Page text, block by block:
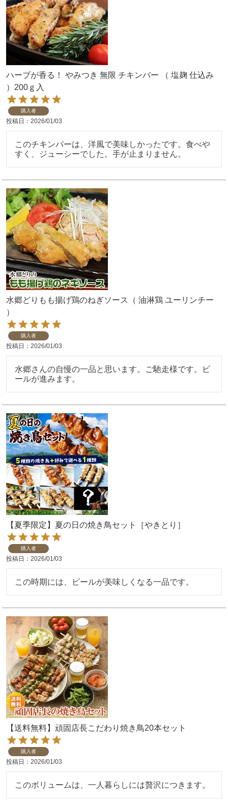
ハーブが香る！ やみつき 無限 チキンバー （ 塩麹 仕込み
）200ｇ入
購入者
投稿日 2026/01/03
このチキンバーは、洋風で美味しかったです。食べや
すく、ジューシーでした。手が止まりません。
水郷どりもも揚げ鶏のねぎソース（ 油淋鶏 ユーリンチー
）
購入者
投稿日 2026/01/03
水郷さんの自慢の一品と思います。ご馳走様です。ビ
ールが進みます。
【夏季限定】夏の日の焼き鳥セット［やきとり］
購入者
投稿日 2026/01/03
この時期には、ビールが美味しくなる一品です。
【送料無料】頑固店長こだわり焼き鳥20本セット
購入者
投稿日 2026/01/03
このボリュームは、一人暮らしには贅沢につきます。